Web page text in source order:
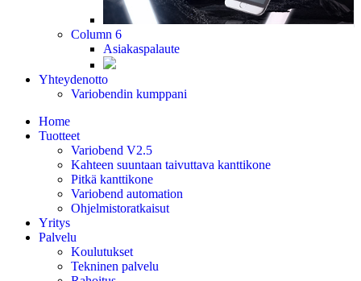
Column 6
Asiakaspalaute
Yhteydenotto
Variobendin kumppani
Home
Tuotteet
Variobend V2.5
Kahteen suuntaan taivuttava kanttikone
Pitkä kanttikone
Variobend automation
Ohjelmistoratkaisut
Yritys
Palvelu
Koulutukset
Tekninen palvelu